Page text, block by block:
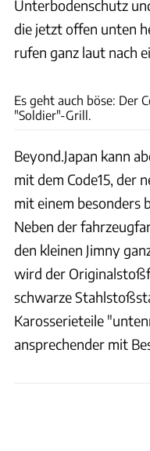
Unterbodenschutz
die jetzt offen unten
rufen ganz laut nach
Es geht auch böse: Der
"Soldier"-Grill.
Beyond.Japan kann
mit dem Code15, der
mit einem besonders
Neben der
den kleinen Jimny
wird der
schwarze
Karosserieteile
ansprechender mit